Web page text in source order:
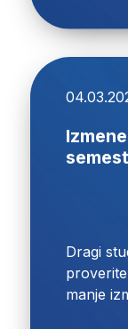
Dragi
manje